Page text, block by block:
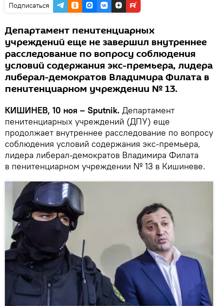
Подписаться
Департамент пенитенциарных
учреждений еще не завершил внутреннее
расследование по вопросу соблюдения
условий содержания экс-премьера, лидера
либерал-демократов Владимира Филата в
пенитенциарном учреждении № 13.
КИШИНЕВ, 10 ноя – Sputnik. Департамент
пенитенциарных учреждений (ДПУ) еще
продолжает внутреннее расследование по вопросу
соблюдения условий содержания экс-премьера,
лидера либерал-демократов Владимира Филата
в пенитенциарном учреждении № 13 в Кишиневе.